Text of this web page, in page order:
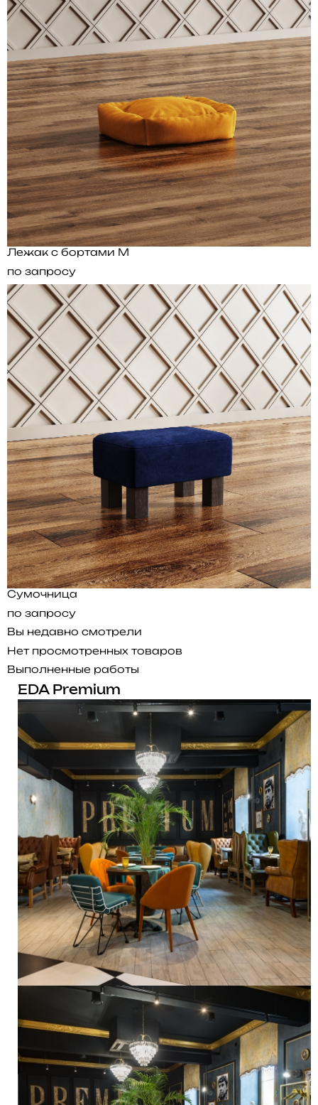
Лежак с бортами M
по запросу
Сумочница
по запросу
Вы недавно смотрели
Нет просмотренных товаров
Выполненные работы
EDA Premium